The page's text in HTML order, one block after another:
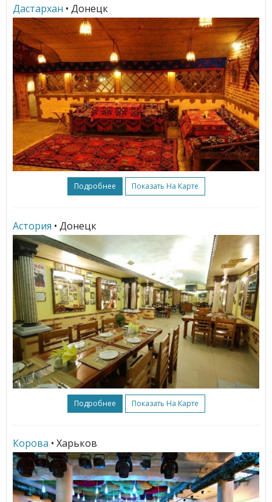
Дастархан • Донецк
Подробнее Показать На Карте
Астория • Донецк
Подробнее Показать На Карте
Корова • Харьков